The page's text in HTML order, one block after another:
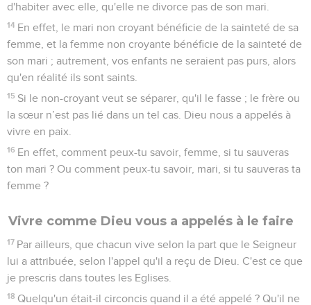
d'habiter avec elle, qu'elle ne divorce pas de son mari.
14 En effet, le mari non croyant bénéficie de la sainteté de sa
femme, et la femme non croyante bénéficie de la sainteté de
son mari ; autrement, vos enfants ne seraient pas purs, alors
qu'en réalité ils sont saints.
15 Si le non-croyant veut se séparer, qu'il le fasse ; le frère ou
la sœur n’est pas lié dans un tel cas. Dieu nous a appelés à
vivre en paix.
16 En effet, comment peux-tu savoir, femme, si tu sauveras
ton mari ? Ou comment peux-tu savoir, mari, si tu sauveras ta
femme ?
Vivre comme Dieu vous a appelés à le faire
17 Par ailleurs, que chacun vive selon la part que le Seigneur
lui a attribuée, selon l'appel qu'il a reçu de Dieu. C'est ce que
je prescris dans toutes les Eglises.
18 Quelqu'un était-il circoncis quand il a été appelé ? Qu'il ne